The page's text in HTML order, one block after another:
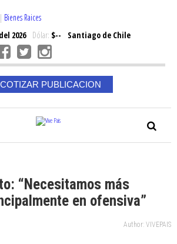
| Bienes Raices
2026Dólar: $--
Santiago de Chile
COTIZAR PUBLICACION
“Necesitamos más
en ofensiva”
Author: VIVEPAIS